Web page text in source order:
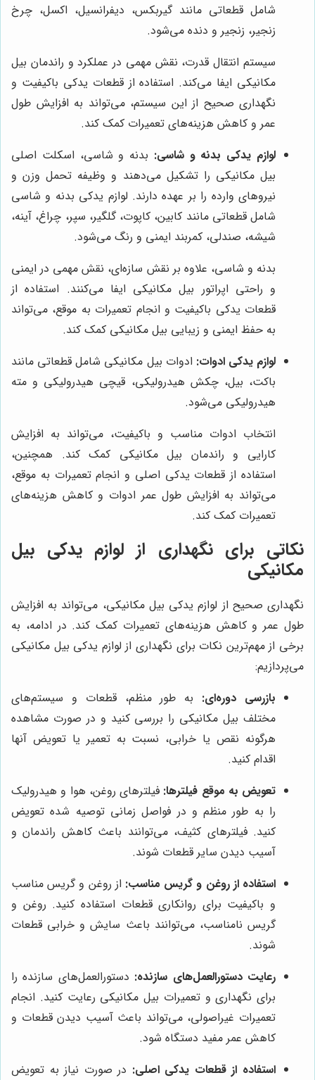
شامل قطعاتی مانند گیربکس، دیفرانسیل، اکسل، چرخ
زنجیر، زنجیر و دنده می‌شود.
سیستم انتقال قدرت، نقش مهمی در عملکرد و راندمان بیل
مکانیکی ایفا می‌کند. استفاده از قطعات یدکی باکیفیت و
نگهداری صحیح از این سیستم، می‌تواند به افزایش طول
عمر و کاهش هزینه‌های تعمیرات کمک کند.
لوازم یدکی بدنه و شاسی: بدنه و شاسی، اسکلت اصلی
بیل مکانیکی را تشکیل می‌دهند و وظیفه تحمل وزن و
نیروهای وارده را بر عهده دارند. لوازم یدکی بدنه و شاسی
شامل قطعاتی مانند کابین، کاپوت، گلگیر، سپر، چراغ، آینه،
شیشه، صندلی، کمربند ایمنی و رنگ می‌شود.
بدنه و شاسی، علاوه بر نقش سازه‌ای، نقش مهمی در ایمنی
و راحتی اپراتور بیل مکانیکی ایفا می‌کنند. استفاده از
قطعات یدکی باکیفیت و انجام تعمیرات به موقع، می‌تواند
به حفظ ایمنی و زیبایی بیل مکانیکی کمک کند.
لوازم یدکی ادوات: ادوات بیل مکانیکی شامل قطعاتی مانند
باکت، بیل، چکش هیدرولیکی، قیچی هیدرولیکی و مته
هیدرولیکی می‌شود.
انتخاب ادوات مناسب و باکیفیت، می‌تواند به افزایش
کارایی و راندمان بیل مکانیکی کمک کند. همچنین،
استفاده از قطعات یدکی اصلی و انجام تعمیرات به موقع،
می‌تواند به افزایش طول عمر ادوات و کاهش هزینه‌های
تعمیرات کمک کند.
نکاتی برای نگهداری از لوازم یدکی بیل
مکانیکی
نگهداری صحیح از لوازم یدکی بیل مکانیکی، می‌تواند به افزایش
طول عمر و کاهش هزینه‌های تعمیرات کمک کند. در ادامه، به
برخی از مهم‌ترین نکات برای نگهداری از لوازم یدکی بیل مکانیکی
می‌پردازیم:
بازرسی دوره‌ای: به طور منظم، قطعات و سیستم‌های
مختلف بیل مکانیکی را بررسی کنید و در صورت مشاهده
هرگونه نقص یا خرابی، نسبت به تعمیر یا تعویض آنها
اقدام کنید.
تعویض به موقع فیلترها: فیلترهای روغن، هوا و هیدرولیک
را به طور منظم و در فواصل زمانی توصیه شده تعویض
کنید. فیلترهای کثیف، می‌توانند باعث کاهش راندمان و
آسیب دیدن سایر قطعات شوند.
استفاده از روغن و گریس مناسب: از روغن و گریس مناسب
و باکیفیت برای روانکاری قطعات استفاده کنید. روغن و
گریس نامناسب، می‌توانند باعث سایش و خرابی قطعات
شوند.
رعایت دستورالعمل‌های سازنده: دستورالعمل‌های سازنده را
برای نگهداری و تعمیرات بیل مکانیکی رعایت کنید. انجام
تعمیرات غیراصولی، می‌تواند باعث آسیب دیدن قطعات و
کاهش عمر مفید دستگاه شود.
استفاده از قطعات یدکی اصلی: در صورت نیاز به تعویض